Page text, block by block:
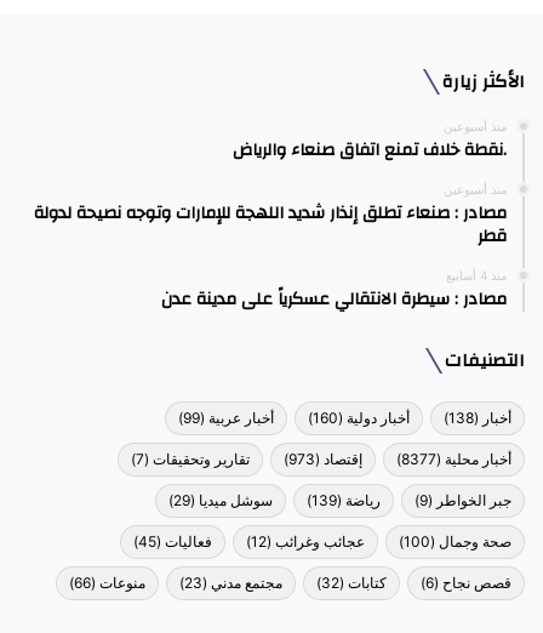
الأكثر زيارة
منذ أسبوعين
.نقطة خلاف تمنع اتفاق صنعاء والرياض
منذ أسبوعين
مصادر : صنعاء تطلق إنذار شديد اللهجة للإمارات وتوجه نصيحة لدولة
قطر
منذ 4 أسابيع
مصادر : سيطرة الانتقالي عسكرياً على مدينة عدن
التصنيفات
أخبار (138) أخبار دولية (160) أخبار عربية (99)
أخبار محلية (8377) إقتصاد (973) تقارير وتحقيقات (7)
جبر الخواطر (9) رياضة (139) سوشل ميديا (29)
صحة وجمال (100) عجائب وغرائب (12) فعاليات (45)
قصص نجاح (6) كتابات (32) مجتمع مدني (23) منوعات (66)